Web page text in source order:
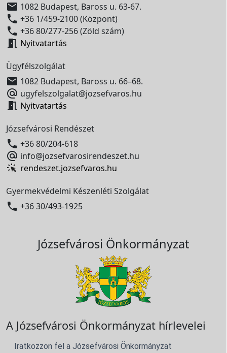
 1082 Budapest, Baross u. 63-67.
 +36 1/459-2100 (Központ)
 +36 80/277-256 (Zöld szám)
 Nyitvatartás
Ügyfélszolgálat
 1082 Budapest, Baross u. 66–68.
 ugyfelszolgalat@jozsefvaros.hu
 Nyitvatartás
Józsefvárosi Rendészet
 +36 80/204-618
 info@jozsefvarosirendeszet.hu
rendeszet.jozsefvaros.hu
Gyermekvédelmi Készenléti Szolgálat
 +36 30/493-1925
Józsefvárosi Önkormányzat
A Józsefvárosi Önkormányzat hírlevelei
Iratkozzon fel a Józsefvárosi Önkormányzat